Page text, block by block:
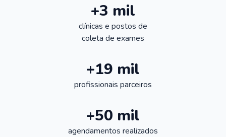
+3 mil
clínicas e postos de
coleta de exames
+19 mil
profissionais parceiros
+50 mil
agendamentos realizados